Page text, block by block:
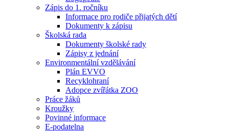
Zápis do 1. ročníku
Informace pro rodiče přijatých dětí
Dokumenty k zápisu
Školská rada
Dokumenty školské rady
Zápisy z jednání
Environmentální vzdělávání
Plán EVVO
Recyklohraní
Adopce zvířátka ZOO
Práce žáků
Kroužky
Povinné informace
E-podatelna